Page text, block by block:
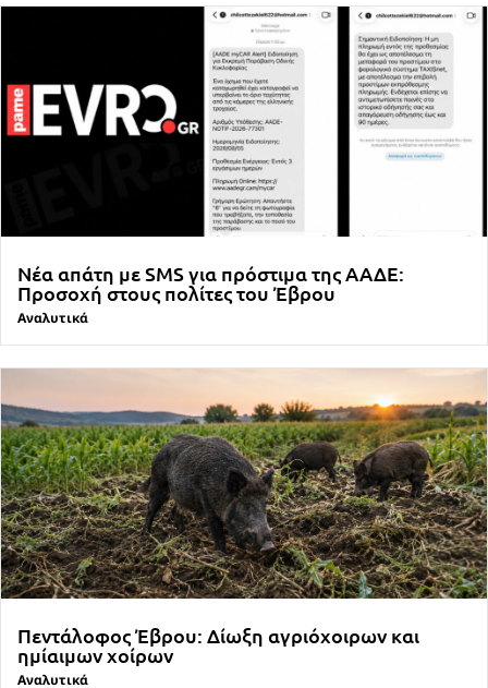
Νέα απάτη με SMS για πρόστιμα της ΑΑΔΕ:
Προσοχή στους πολίτες του Έβρου
Αναλυτικά
Πεντάλοφος Έβρου: Δίωξη αγριόχοιρων και
ημίαιμων χοίρων
Αναλυτικά